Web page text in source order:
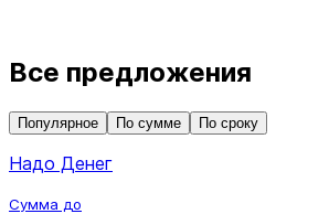
Все предложения
Популярное По сумме По сроку
Надо Денег
Сумма до